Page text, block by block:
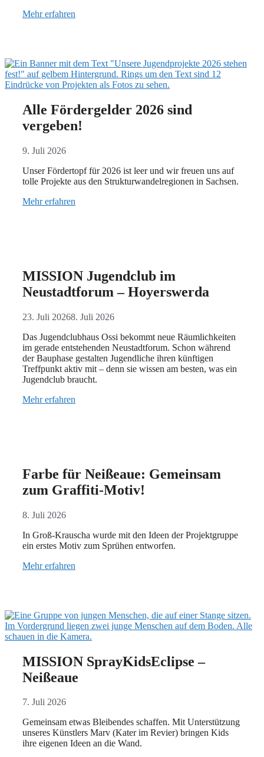
Mehr erfahren
Alle Fördergelder 2026 sind
vergeben!
9. Juli 2026
Unser Fördertopf für 2026 ist leer und wir freuen uns auf
tolle Projekte aus den Strukturwandelregionen in Sachsen.
Mehr erfahren
MISSION Jugendclub im
Neustadtforum – Hoyerswerda
23. Juli 20268. Juli 2026
Das Jugendclubhaus Ossi bekommt neue Räumlichkeiten
im gerade entstehenden Neustadtforum. Schon während
der Bauphase gestalten Jugendliche ihren künftigen
Treffpunkt aktiv mit – denn sie wissen am besten, was ein
Jugendclub braucht.
Mehr erfahren
Farbe für Neißeaue: Gemeinsam
zum Graffiti-Motiv!
8. Juli 2026
In Groß-Krauscha wurde mit den Ideen der Projektgruppe
ein erstes Motiv zum Sprühen entworfen.
Mehr erfahren
MISSION SprayKidsEclipse –
Neißeaue
7. Juli 2026
Gemeinsam etwas Bleibendes schaffen. Mit Unterstützung
unseres Künstlers Marv (Kater im Revier) bringen Kids
ihre eigenen Ideen an die Wand.